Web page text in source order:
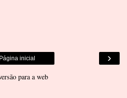
›
Página inicial
para a web